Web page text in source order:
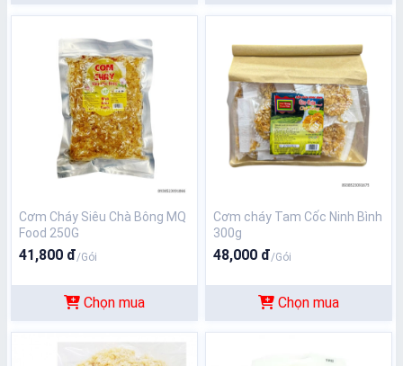
Cơm Cháy Siêu Chà Bông MQ
Food 250G
41,800 đ/Gói
Chọn mua
Cơm cháy Tam Cốc Ninh Bình
300g
48,000 đ/Gói
Chọn mua